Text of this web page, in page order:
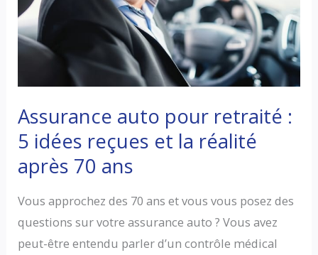
:
conditions,
prix
Assurance auto pour retraité :
5 idées reçues et la réalité
après 70 ans
Vous approchez des 70 ans et vous vous posez des
questions sur votre assurance auto ? Vous avez
peut-être entendu parler d’un contrôle médical